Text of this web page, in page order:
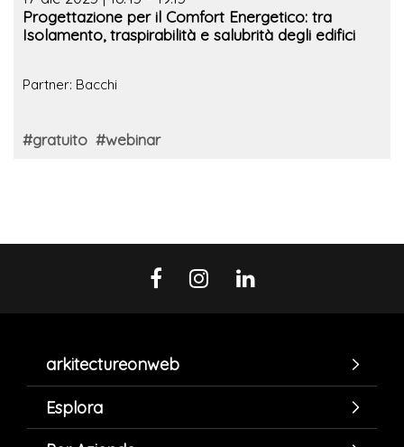
Progettazione per il Comfort Energetico: tra
Isolamento, traspirabilità e salubrità degli edifici
Partner: Bacchi
#gratuito #webinar
arkitectureonweb
Esplora